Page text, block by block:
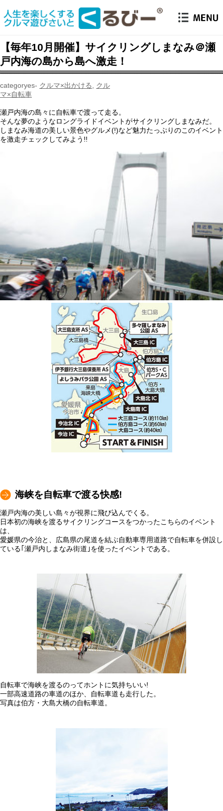
【毎年10月開催】サイクリングしまなみ＠瀬
戸内海の島から島へ激走！
クルマ×出かける
クル
マ×自転車
瀬戸内海の島々に自転車で渡って走る。
そんな夢のようなロングライドイベントがサイクリングしまなみだ。
しまなみ海道の美しい景色やグルメ(!)など魅力たっぷりのこのイベント
を激走チェックしてみよう!!
海峡を自転車で渡る快感!
瀬戸内海の美しい島々が視界に飛び込んでくる。
日本初の海峡を渡るサイクリングコースをつかったこちらのイベント
は、
愛媛県の今治と、広島県の尾道を結ぶ自動車専用道路で自転車を併設し
ている｢瀬戸内しまなみ街道｣を使ったイベントである。
自転車で海峡を渡るのってホントに気持ちいい!
一部高速道路の車道のほか、自転車道も走行した。
写真は伯方・大島大橋の自転車道。